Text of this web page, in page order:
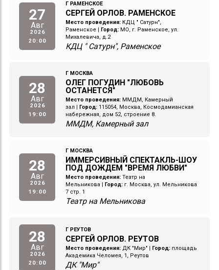
27
Авг
2026
20:00
Г РАМЕНСКОЕ
СЕРГЕЙ ОРЛОВ. РАМЕНСКОЕ
Место проведения: КДЦ " Сатурн",
Раменское
Город: МО, г. Раменское, ул.
Михалевича, д.2
КДЦ " Сатурн", Раменское
28
Авг
2026
19:00
Г МОСКВА
ОЛЕГ ПОГУДИН "ЛЮБОВЬ
ОСТАНЕТСЯ"
Место проведения: ММДМ, Камерный
зал
Город: 115054, Москва, Космодамианская
набережная, дом 52, строение 8.
ММДМ, Камерный зал
28
Авг
2026
19:00
Г МОСКВА
ИММЕРСИВНЫЙ СПЕКТАКЛЬ-ШОУ
ПОД ДОЖДЕМ "ВРЕМЯ ЛЮБВИ"
Место проведения: Театр на
Мельникова
Город: г. Москва, ул. Мельникова
7 стр. 1
Театр на Мельникова
28
Авг
2026
20:00
Г РЕУТОВ
СЕРГЕЙ ОРЛОВ. РЕУТОВ
Место проведения: ДК "Мир" | Город: площадь
Академика Челомея, 1, Реутов
ДК "Мир"